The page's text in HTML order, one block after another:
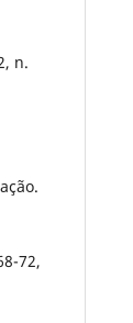
n.
72,